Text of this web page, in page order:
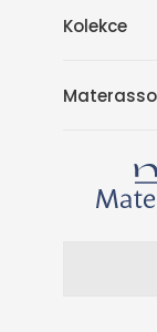
Kolekce
Materasso